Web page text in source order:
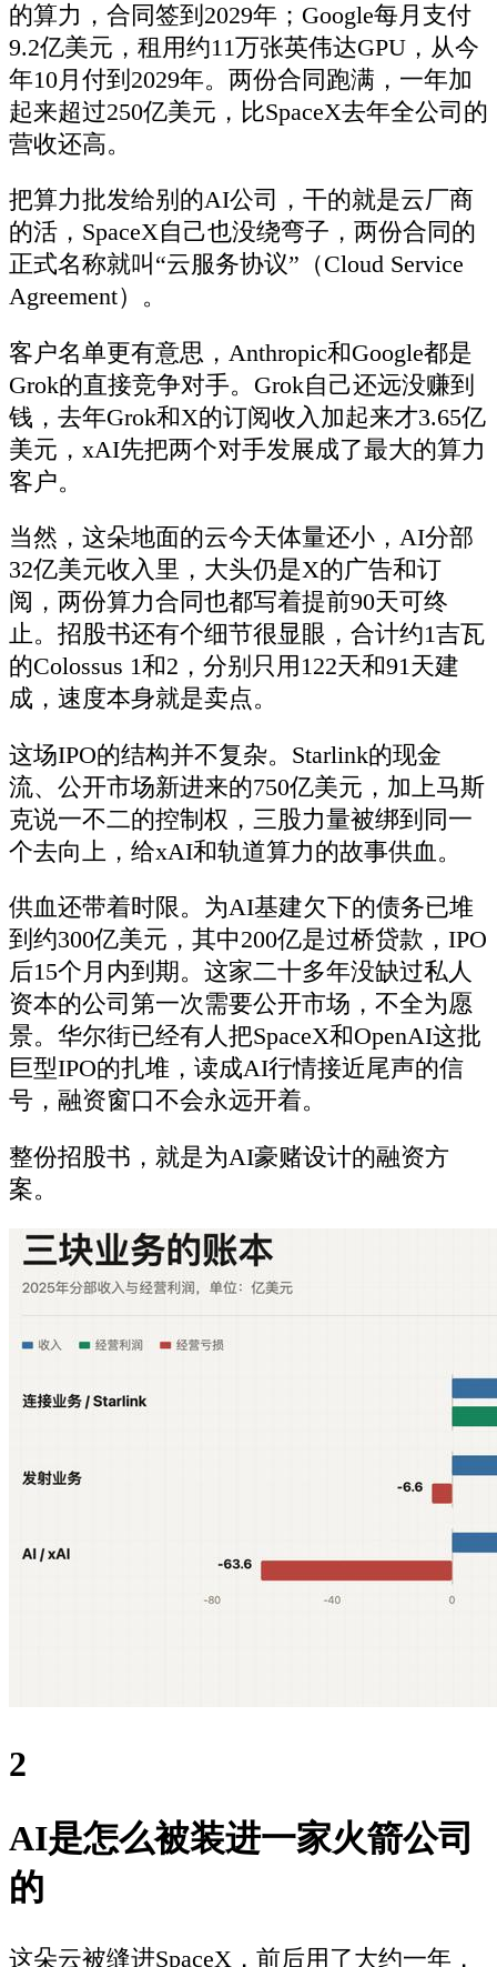
的算力，合同签到2029年；Google每月支付
9.2亿美元，租用约11万张英伟达GPU，从今
年10月付到2029年。两份合同跑满，一年加
起来超过250亿美元，比SpaceX去年全公司的
营收还高。
把算力批发给别的AI公司，干的就是云厂商
的活，SpaceX自己也没绕弯子，两份合同的
正式名称就叫“云服务协议”（Cloud Service
Agreement）。
客户名单更有意思，Anthropic和Google都是
Grok的直接竞争对手。Grok自己还远没赚到
钱，去年Grok和X的订阅收入加起来才3.65亿
美元，xAI先把两个对手发展成了最大的算力
客户。
当然，这朵地面的云今天体量还小，AI分部
32亿美元收入里，大头仍是X的广告和订
阅，两份算力合同也都写着提前90天可终
止。招股书还有个细节很显眼，合计约1吉瓦
的Colossus 1和2，分别只用122天和91天建
成，速度本身就是卖点。
这场IPO的结构并不复杂。Starlink的现金
流、公开市场新进来的750亿美元，加上马斯
克说一不二的控制权，三股力量被绑到同一
个去向上，给xAI和轨道算力的故事供血。
供血还带着时限。为AI基建欠下的债务已堆
到约300亿美元，其中200亿是过桥贷款，IPO
后15个月内到期。这家二十多年没缺过私人
资本的公司第一次需要公开市场，不全为愿
景。华尔街已经有人把SpaceX和OpenAI这批
巨型IPO的扎堆，读成AI行情接近尾声的信
号，融资窗口不会永远开着。
整份招股书，就是为AI豪赌设计的融资方
案。
2
AI是怎么被装进一家火箭公司
的
这朵云被缝进SpaceX，前后用了大约一年，